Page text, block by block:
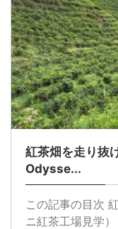
紅茶畑を走り抜
Odysse...
この記事の目次
ニ紅茶工場見学